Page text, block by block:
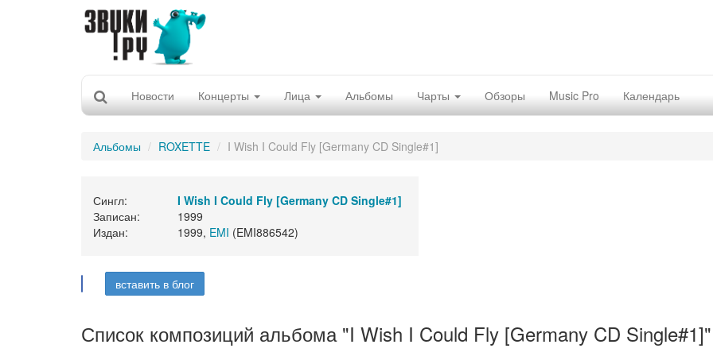
Новости Концерты Лица Альбомы Чарты Обзоры Music Pro Календарь
Альбомы ROXETTE I Wish I Could Fly [Germany CD Single#1]
Сингл:
I Wish I Could Fly [Germany CD Single#1]
Записан:
1999
Издан:
1999, EMI (EMI886542)
вставить в блог
Список композиций альбома "I Wish I Could Fly [Germany CD